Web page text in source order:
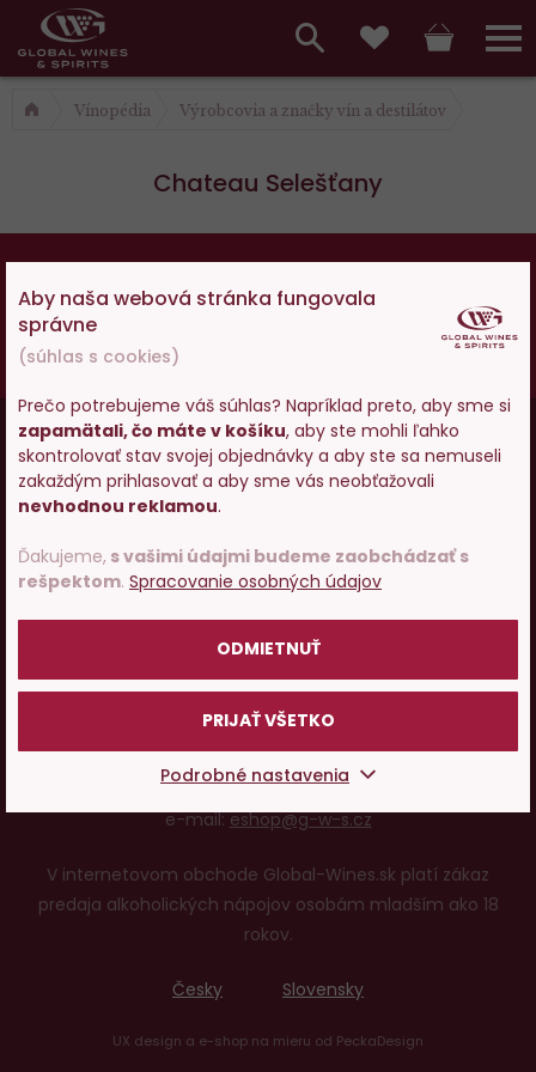
Hlavní
menu,
košík,
vyhledávání,
Vínopédia Výrobcovia a značky vín a destilátov
Chateau Selešťany
Aby naša webová stránka fungovala
správne
(súhlas s cookies)
Prečo potrebujeme váš súhlas? Napríklad preto, aby sme si
zapamätali, čo máte v košíku, aby ste mohli ľahko
skontrolovať stav svojej objednávky a aby ste sa nemuseli
zakaždým prihlasovať a aby sme vás neobťažovali
nevhodnou reklamou.
Ďakujeme, s vašimi údajmi budeme zaobchádzať s
rešpektom. Spracovanie osobných údajov
ODMIETNUŤ
PRIJAŤ VŠETKO
Podrobné nastavenia
18
nepredávame, ak ste ešte nemali 18 rokov,
prosím skúste zatiaľ našu špičkovú minerálku.
Vy starší
Menu
v
patičce
Vínopédia
Pojďme si povídat o víně
vyhrazena. Adresa: Václavské náměstí 53, 110 00 Praha 1,
e-mail:eshop@g-w-s.cz
V internetovom obchode Global-Wines.sk platí zákaz
predaja alkoholických nápojov osobám mladším ako 18
rokov.
Česky Slovensky
UX design a e-shop na mieru od PeckaDesign
Vstupujete na stránky s
predajom alkoholu. Prosím
potvrďte, že Vám už bolo 18